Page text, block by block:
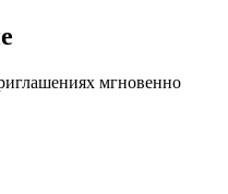
мгновенно